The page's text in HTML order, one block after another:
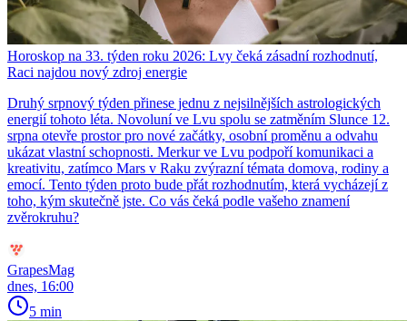
Horoskop na 33. týden roku 2026: Lvy čeká zásadní rozhodnutí,
Raci najdou nový zdroj energie
Druhý srpnový týden přinese jednu z nejsilnějších astrologických
energií tohoto léta. Novoluní ve Lvu spolu se zatměním Slunce 12.
srpna otevře prostor pro nové začátky, osobní proměnu a odvahu
ukázat vlastní schopnosti. Merkur ve Lvu podpoří komunikaci a
kreativitu, zatímco Mars v Raku zvýrazní témata domova, rodiny a
emocí. Tento týden proto bude přát rozhodnutím, která vycházejí z
toho, kým skutečně jste. Co vás čeká podle vašeho znamení
zvěrokruhu?
GrapesMag
dnes, 16:00
5 min